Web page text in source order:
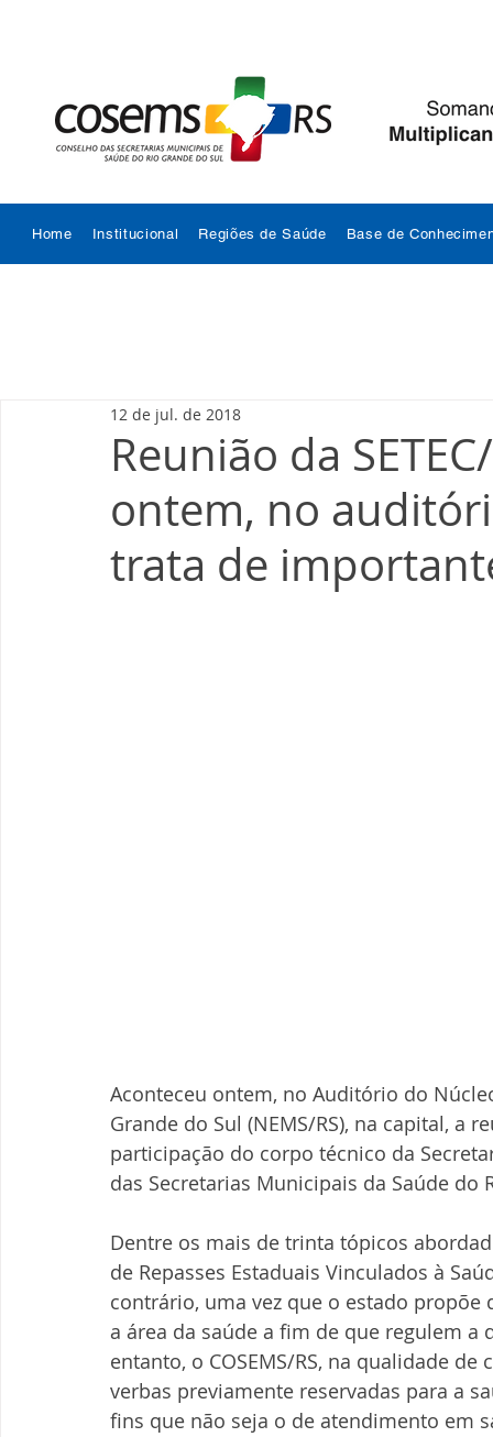
Home Institucional Regiões de Saúde Base de
Reunião da
ontem, no
trata de
12 de jul. de 2018
Aconteceu ontem, no Auditório do
Grande do Sul (NEMS/RS), na capital, a
participação do corpo técnico da
das Secretarias Municipais da Saúde do
Dentre os mais de trinta tópicos
de Repasses Estaduais Vinculados à
contrário, uma vez que o estado
a área da saúde a fim de que regulem
entanto, o COSEMS/RS, na qualidade
verbas previamente reservadas para a
fins que não seja o de atendimento em